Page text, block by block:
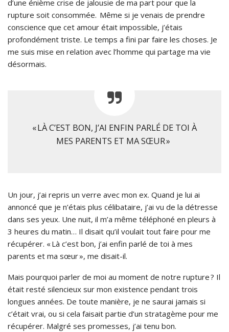
d’une énième crise de jalousie de ma part pour que la
rupture soit consommée. Même si je venais de prendre
conscience que cet amour était impossible, j’étais
profondément triste. Le temps a fini par faire les choses. Je
me suis mise en relation avec l’homme qui partage ma vie
désormais.
« LÀ C’EST BON, J’AI ENFIN PARLÉ DE TOI À
MES PARENTS ET MA SŒUR »
Un jour, j’ai repris un verre avec mon ex. Quand je lui ai
annoncé que je n’étais plus célibataire, j’ai vu de la détresse
dans ses yeux. Une nuit, il m’a même téléphoné en pleurs à
3 heures du matin… Il disait qu’il voulait tout faire pour me
récupérer. « Là c’est bon, j’ai enfin parlé de toi à mes
parents et ma sœur », me disait-il.
Mais pourquoi parler de moi au moment de notre rupture ? Il
était resté silencieux sur mon existence pendant trois
longues années. De toute manière, je ne saurai jamais si
c’était vrai, ou si cela faisait partie d’un stratagème pour me
récupérer. Malgré ses promesses, j’ai tenu bon.